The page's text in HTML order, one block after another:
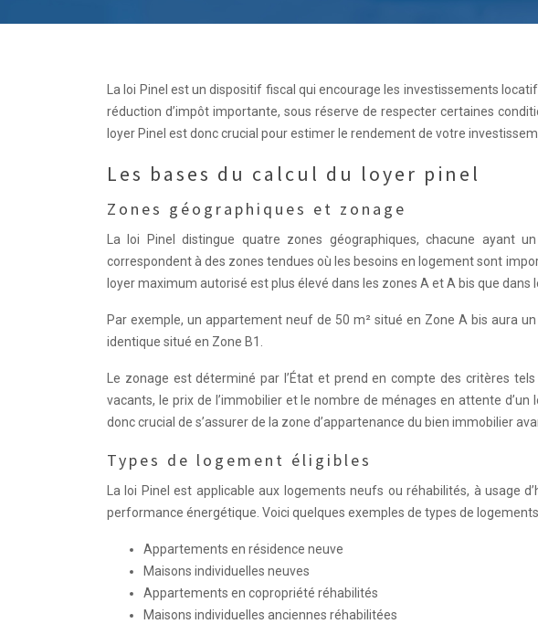
La loi Pinel est un dispositif fiscal qui encourage les investissements
réduction d’impôt importante, sous réserve de respecter certaines
loyer Pinel est donc crucial pour estimer le rendement de votre
Les bases du calcul du loyer pinel
Zones géographiques et zonage
La loi Pinel distingue quatre zones géographiques, chacune ayant
correspondent à des zones tendues où les besoins en logement sont
loyer maximum autorisé est plus élevé dans les zones A et A bis que dans
Par exemple, un appartement neuf de 50 m² situé en Zone A bis aura
identique situé en Zone B1.
Le zonage est déterminé par l’État et prend en compte des critères
vacants, le prix de l’immobilier et le nombre de ménages en attente
donc crucial de s’assurer de la zone d’appartenance du bien immobilier
Types de logement éligibles
La loi Pinel est applicable aux logements neufs ou réhabilités, à usage
performance énergétique. Voici quelques exemples de types de
Appartements en résidence neuve
Maisons individuelles neuves
Appartements en copropriété réhabilités
Maisons individuelles anciennes réhabilitées